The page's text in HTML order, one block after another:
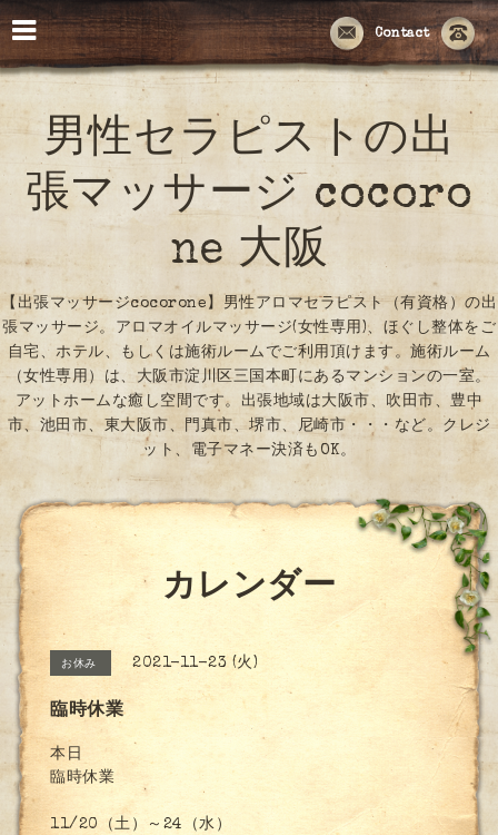
Contact
男性セラピストの出
張マッサージ cocoro
ne 大阪
【出張マッサージcocorone】男性アロマセラピスト（有資格）の出
張マッサージ。アロマオイルマッサージ(女性専用)、ほぐし整体をご
自宅、ホテル、もしくは施術ルームでご利用頂けます。施術ルーム
（女性専用）は、大阪市淀川区三国本町にあるマンションの一室。
アットホームな癒し空間です。出張地域は大阪市、吹田市、豊中
市、池田市、東大阪市、門真市、堺市、尼崎市・・・など。クレジ
ット、電子マネー決済もOK。
カレンダー
お休み 2021-11-23 (火)
臨時休業
本日
臨時休業
11/20（土）～24（水）